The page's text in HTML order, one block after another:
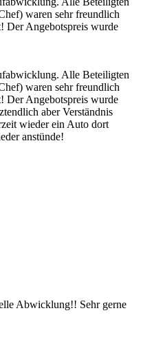
waren sehr freundlich
Der Angebotspreis wurde
Alle Beteiligten
waren sehr freundlich
Der Angebotspreis wurde
aber Verständnis
wieder ein Auto dort
anstünde!
Abwicklung!! Sehr gerne